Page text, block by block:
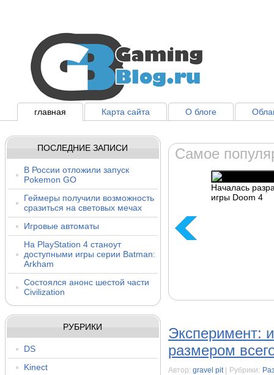
главная Карта сайта О блоге
ПОСЛЕДНИЕ ЗАПИСИ
В России отложили запуск
Pokemon GO
Геймеры получили возможность
сразиться на световых мечах
Игровые автоматы
На PlayStation 4 станоут
доступными игры серии Batman:
Arkham
Состоялся анонс шестой части
Civilization
РУБРИКИ
DS
Kinect
Самое
Началась
игры Doom 4
Эксперимент:
размером
Автор: gravel pit| Рубрики: